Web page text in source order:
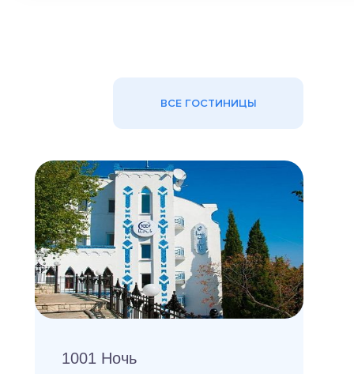
ВСЕ ГОСТИНИЦЫ
1001 Ночь